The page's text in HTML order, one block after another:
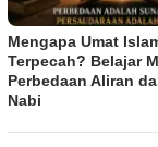
Mengapa Umat
Terpecah? Belajar
Perbedaan Aliran
Nabi